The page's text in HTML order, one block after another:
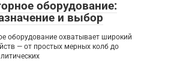
оборудование:
и выбор
оборудование охватывает широкий
— от простых мерных колб до